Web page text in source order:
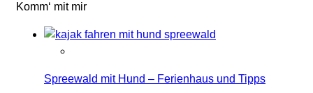
Komm‘ mit mir
Spreewald mit Hund – Ferienhaus und Tipps